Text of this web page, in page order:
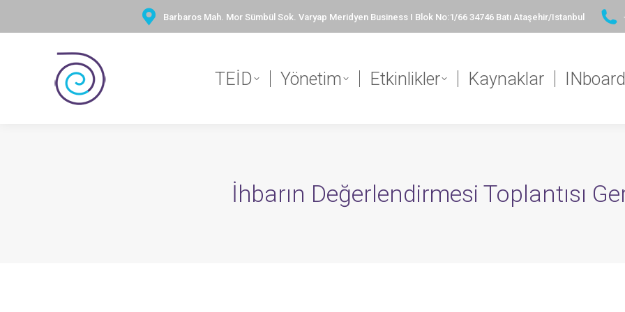
Barbaros Mah. Mor Sümbül Sok. Varyap Meridyen Business I Blok No:1/66 34746 Batı Ataşehir/Istanbul
TEİD Yönetim Etkinlikler Kaynaklar INboard
İhbarın Değerlendirmesi Toplantısı